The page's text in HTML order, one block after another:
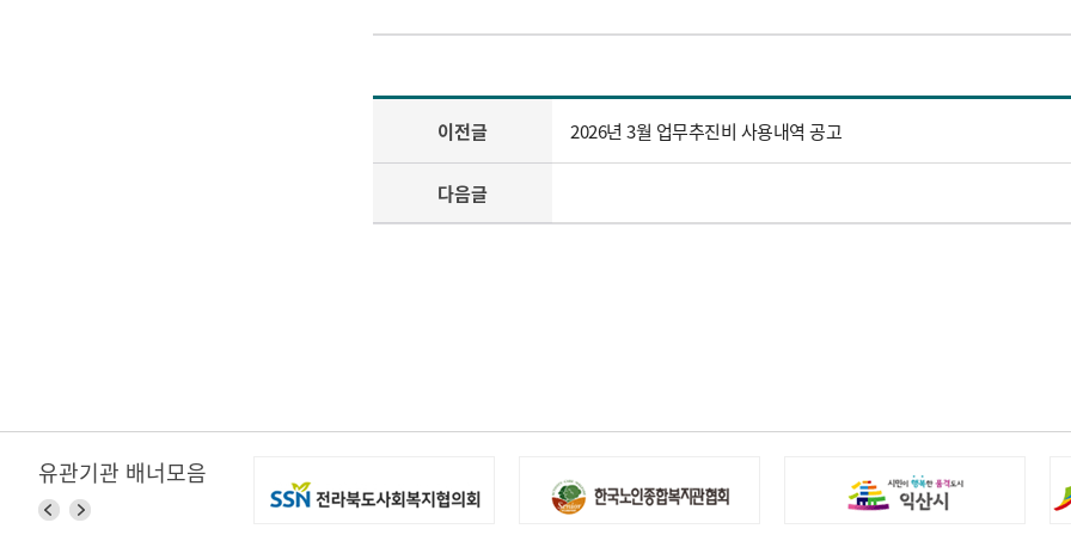
이전글 2026년 3월 업무추진비 사용내역 공고
다음글
유관기관 배너모음